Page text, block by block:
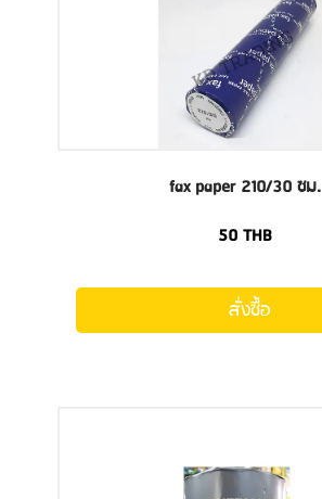
fax paper 210/30 ซม.
50THB
สั่งซื้อ